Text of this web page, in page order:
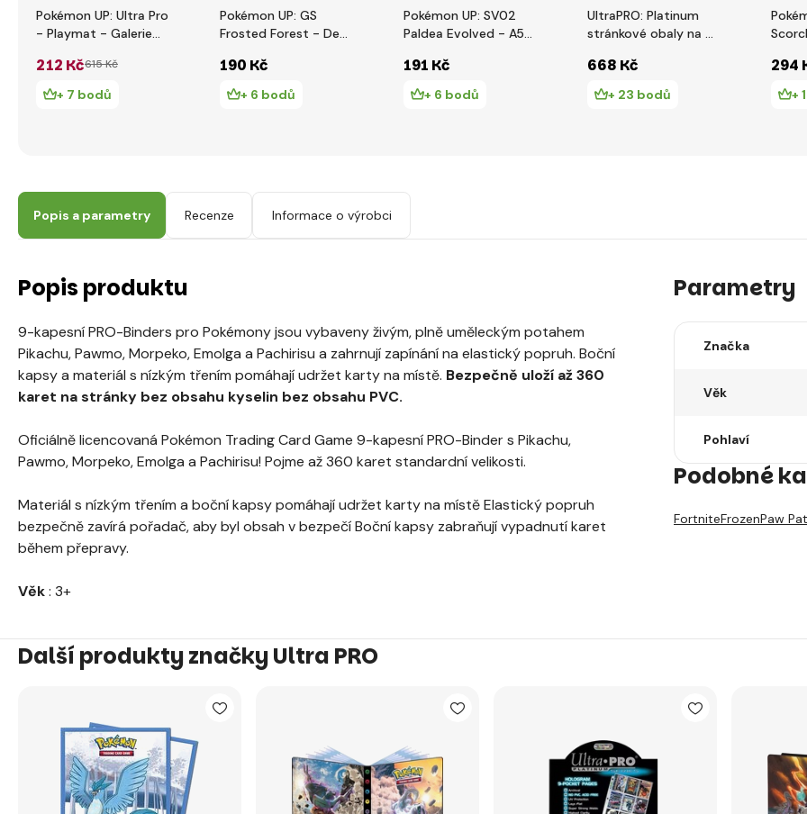
Pokémon UP: Ultra Pro
- Playmat - Galerie
Glade
212 Kč615 Kč
+ 7 bodů
Pokémon UP: GS
Frosted Forest - Deck
karty 65ks
190 Kč
+ 6 bodů
Pokémon UP: SV02
Paldea Evolved - A5
191 Kč
+ 6 bodů
UltraPRO: Platinum
stránkové obaly na 9
668 Kč
+ 23 bodů
294
+
Popis a parametry Recenze Informace o výrobci
Popis produktu
9-kapesní PRO-Binders pro Pokémony jsou vybaveny živým, plně uměleckým potahem
Pikachu, Pawmo, Morpeko, Emolga a Pachirisu a zahrnují zapínání na elastický popruh. Boční
kapsy a materiál s nízkým třením pomáhají udržet karty na místě. Bezpečně uloží až 360
karet na stránky bez obsahu kyselin bez obsahu PVC.
Oficiálně licencovaná Pokémon Trading Card Game 9-kapesní PRO-Binder s Pikachu,
Pawmo, Morpeko, Emolga a Pachirisu! Pojme až 360 karet standardní velikosti.
Materiál s nízkým třením a boční kapsy pomáhají udržet karty na místě Elastický popruh
bezpečně zavírá pořadač, aby byl obsah v bezpečí Boční kapsy zabraňují vypadnutí karet
během přepravy.
Věk: 3+
Parametry
Značka
Věk
Pohlaví
Podobné
FortniteFrozenPaw
Další produkty značky Ultra PRO